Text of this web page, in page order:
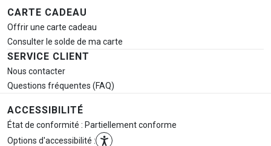
CARTE CADEAU
Offrir une carte cadeau
Consulter le solde de ma carte
SERVICE CLIENT
Nous contacter
Questions fréquentes (FAQ)
ACCESSIBILITÉ
État de conformité : Partiellement conforme
Options d'accessibilité :